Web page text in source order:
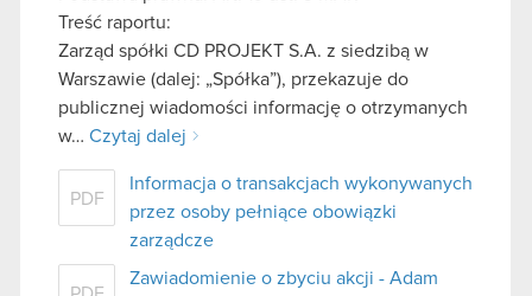
Treść raportu:
Zarząd spółki CD PROJEKT S.A. z siedzibą w
Warszawie (dalej: „Spółka”), przekazuje do
publicznej wiadomości informację o otrzymanych
w… Czytaj dalej
PDF
Informacja o transakcjach wykonywanych
przez osoby pełniące obowiązki
zarządcze
Zawiadomienie o zbyciu akcji - Adam